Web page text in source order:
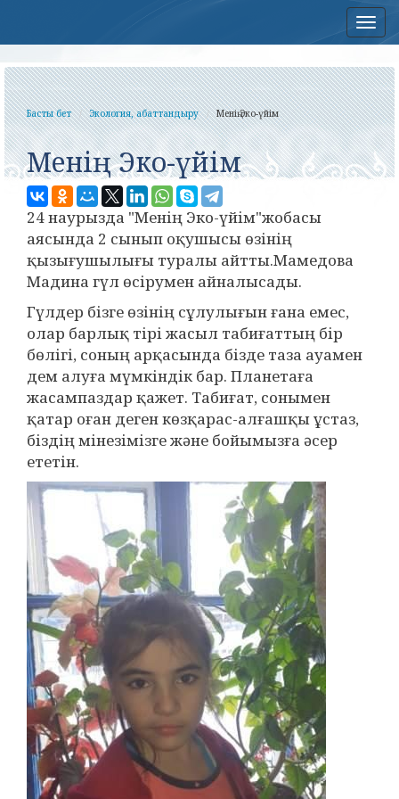
Басты бет Экология, абаттандыру Менің Эко-үйім
Менің Эко-үйім
24 наурызда "Менің Эко-үйім"жобасы
аясында 2 сынып оқушысы өзінің
қызығушылығы туралы айтты.Мамедова
Мадина гүл өсірумен айналысады.
Гүлдер бізге өзінің сұлулығын ғана емес,
олар барлық тірі жасыл табиғаттың бір
бөлігі, соның арқасында бізде таза ауамен
дем алуға мүмкіндік бар. Планетаға
жасампаздар қажет. Табиғат, сонымен
қатар оған деген көзқарас-алғашқы ұстаз,
біздің мінезімізге және бойымызға әсер
ететін.